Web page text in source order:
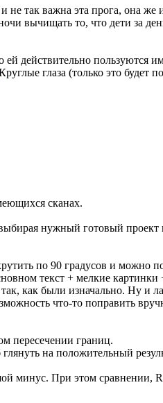
не так важна эта прога, она
вычищать то, что дети за
действительно пользуются
(только это будет
сканах.
нужный готовый проект
по 90 градусов и можно
текст + мелкие
как были изначально. Ну и
что-то поправить
пересечении границ.
на положительный
минус. При этом сравнении,